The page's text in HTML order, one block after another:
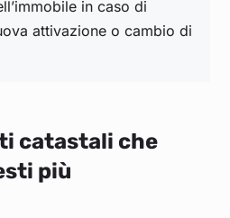
in caso di
attivazione o cambio di
catastali che
più